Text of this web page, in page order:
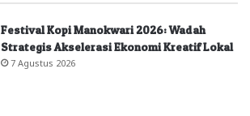
Festival Kopi Manokwari 2026: Wadah
Strategis Akselerasi Ekonomi Kreatif Lokal
7 Agustus 2026